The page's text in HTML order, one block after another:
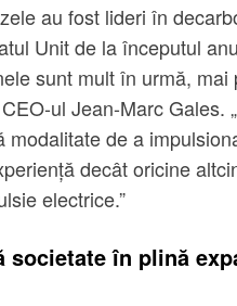
au fost lideri în
Unit de la începutul
sunt mult în urmă,
ul Jean-Marc Gales.
modalitate de a
decât oricine
electrice.”
societate în plină